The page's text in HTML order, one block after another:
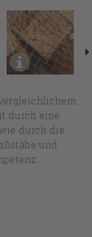
durch eine
durch die
und